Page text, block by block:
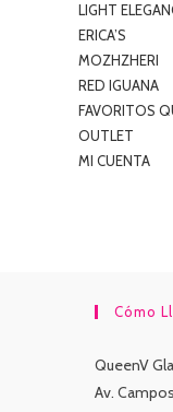
LIGHT
ERICA’S
MOZHZHERI
RED IGUANA
FAVORITOS
OUTLET
MI CUENTA
Cómo
QueenV
Av.